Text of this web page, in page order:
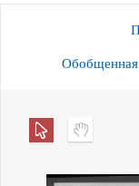
Обобщенная